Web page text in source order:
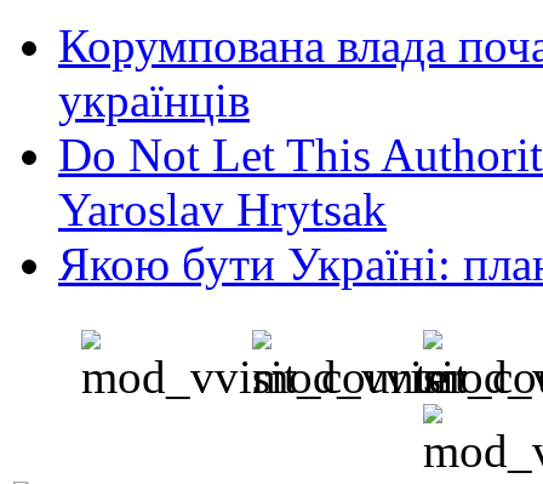
Корумпована влада
українців
Do Not Let This
Yaroslav Hrytsak
Якою бути Україні: